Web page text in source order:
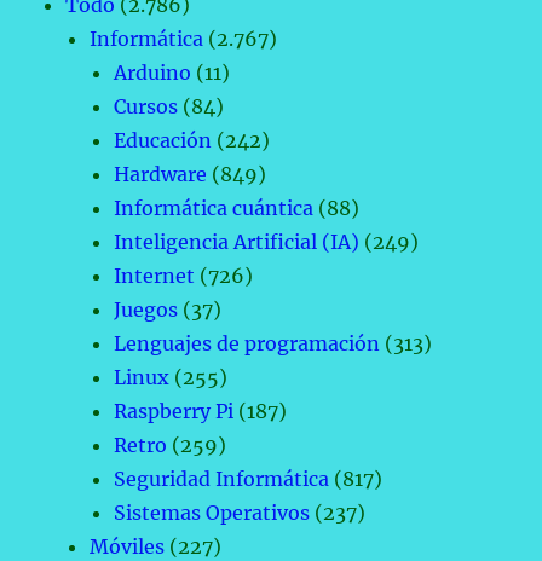
Todo (2.786)
Informática (2.767)
Arduino (11)
Cursos (84)
Educación (242)
Hardware (849)
Informática cuántica (88)
Inteligencia Artificial (IA) (249)
Internet (726)
Juegos (37)
Lenguajes de programación (313)
Linux (255)
Raspberry Pi (187)
Retro (259)
Seguridad Informática (817)
Sistemas Operativos (237)
Móviles (227)